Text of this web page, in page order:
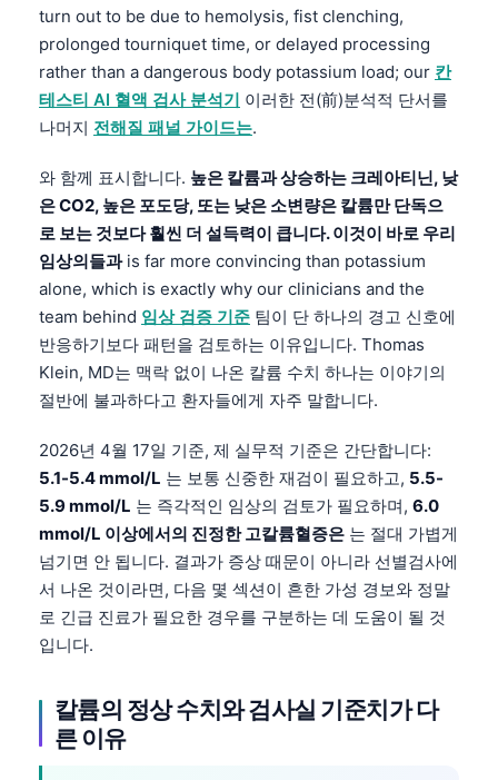
turn out to be due to hemolysis, fist clenching,
prolonged tourniquet time, or delayed processing
rather than a dangerous body potassium load; our 칸
테스티 AI 혈액 검사 분석기 이러한 전(前)분석적 단서를
나머지 전해질 패널 가이드는.
와 함께 표시합니다. 높은 칼륨과 상승하는 크레아티닌, 낮
은 CO2, 높은 포도당, 또는 낮은 소변량은 칼륨만 단독으
로 보는 것보다 훨씬 더 설득력이 큽니다. 이것이 바로 우리
임상의들과is far more convincing than potassium
alone, which is exactly why our clinicians and the
team behind 임상 검증 기준 팀이 단 하나의 경고 신호에
반응하기보다 패턴을 검토하는 이유입니다. Thomas
Klein, MD는 맥락 없이 나온 칼륨 수치 하나는 이야기의
절반에 불과하다고 환자들에게 자주 말합니다.
2026년 4월 17일 기준, 제 실무적 기준은 간단합니다:
5.1-5.4 mmol/L 는 보통 신중한 재검이 필요하고, 5.5-
5.9 mmol/L 는 즉각적인 임상의 검토가 필요하며, 6.0
mmol/L 이상에서의 진정한 고칼륨혈증은 는 절대 가볍게
넘기면 안 됩니다. 결과가 증상 때문이 아니라 선별검사에
서 나온 것이라면, 다음 몇 섹션이 흔한 가성 경보와 정말
로 긴급 진료가 필요한 경우를 구분하는 데 도움이 될 것
입니다.
칼륨의 정상 수치와 검사실 기준치가 다
른 이유